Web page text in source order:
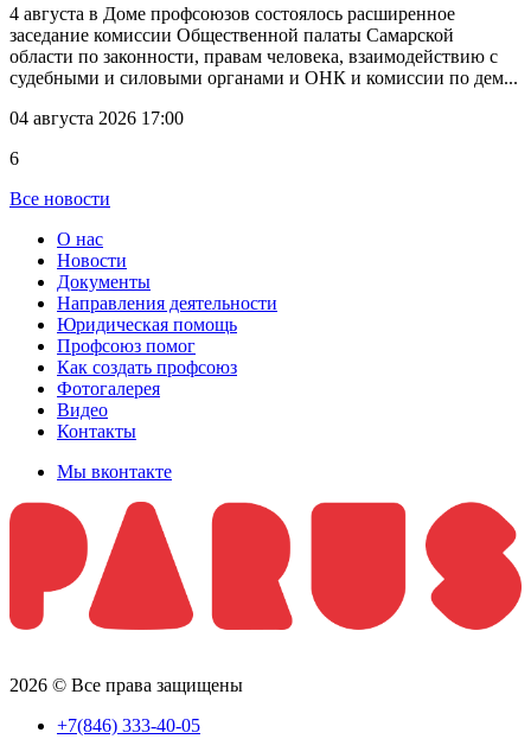
4 августа в Доме профсоюзов состоялось расширенное
заседание комиссии Общественной палаты Самарской
области по законности, правам человека, взаимодействию с
судебными и силовыми органами и ОНК и комиссии по дем...
04 августа 2026 17:00
6
Все новости
О нас
Новости
Документы
Направления деятельности
Юридическая помощь
Профсоюз помог
Как создать профсоюз
Фотогалерея
Видео
Контакты
Мы вконтакте
2026 © Все права защищены
+7(846) 333-40-05